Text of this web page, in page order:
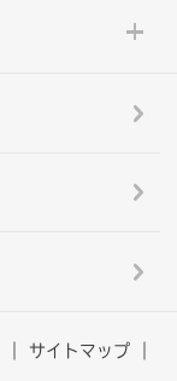
サイトマップ